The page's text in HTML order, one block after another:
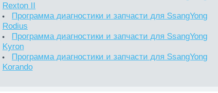
Rexton II
Программа диагностики и запчасти для SsangYong
Rodius
Программа диагностики и запчасти для SsangYong
Kyron
Программа диагностики и запчасти для SsangYong
Korando